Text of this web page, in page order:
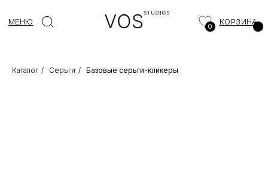
КОРЗИНА
Каталог / Серьги / Базовые серьги-кликеры